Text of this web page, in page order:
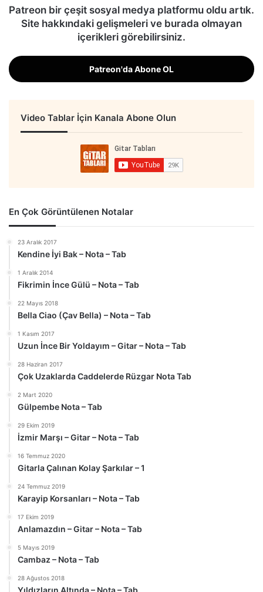
Patreon bir çeşit sosyal medya platformu oldu artık.
Site hakkındaki gelişmeleri ve burada olmayan
içerikleri görebilirsiniz.
Patreon'da Abone OL
Video Tablar İçin Kanala Abone Olun
En Çok Görüntülenen Notalar
23 Aralık 2017
Kendine İyi Bak – Nota – Tab
1 Aralık 2014
Fikrimin İnce Gülü – Nota – Tab
22 Mayıs 2018
Bella Ciao (Çav Bella) – Nota – Tab
1 Kasım 2017
Uzun İnce Bir Yoldayım – Gitar – Nota – Tab
28 Haziran 2017
Çok Uzaklarda Caddelerde Rüzgar Nota Tab
2 Mart 2020
Gülpembe Nota – Tab
29 Ekim 2019
İzmir Marşı – Gitar – Nota – Tab
16 Temmuz 2020
Gitarla Çalınan Kolay Şarkılar – 1
24 Temmuz 2019
Karayip Korsanları – Nota – Tab
17 Ekim 2019
Anlamazdın – Gitar – Nota – Tab
5 Mayıs 2019
Cambaz – Nota – Tab
28 Ağustos 2018